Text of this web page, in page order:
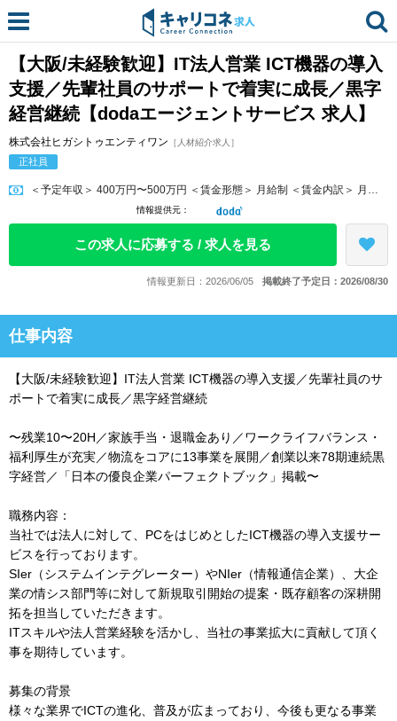
【大阪/未経験歓迎】IT法人営業 ICT機器の導入
支援／先輩社員のサポートで着実に成長／黒字
経営継続【dodaエージェントサービス 求人】
株式会社ヒガシトゥエンティワン ［人材紹介求人］
正社員
＜予定年収＞ 400万円〜500万円 ＜賃金形態＞ 月給制 ＜賃金内訳＞ 月額（基本給）：235,000円〜280,000円 ＜月給＞ 2...
情報提供元：
この求人に応募する / 求人を見る
情報更新日：2026/06/05 掲載終了予定日：2026/08/30
仕事内容
【大阪/未経験歓迎】IT法人営業 ICT機器の導入支援／先輩社員のサ
ポートで着実に成長／黒字経営継続
〜残業10〜20H／家族手当・退職金あり／ワークライフバランス・
福利厚生が充実／物流をコアに13事業を展開／創業以来78期連続黒
字経営／「日本の優良企業パーフェクトブック」掲載〜
職務内容：
当社では法人に対して、PCをはじめとしたICT機器の導入支援サー
ビスを行っております。
SIer（システムインテグレーター）やNIer（情報通信企業）、大企
業の情シス部門等に対して新規取引開始の提案・既存顧客の深耕開
拓を担当していただきます。
ITスキルや法人営業経験を活かし、当社の事業拡大に貢献して頂く
事を期待しています。
募集の背景
様々な業界でICTの進化、普及が広まっており、今後も更なる事業